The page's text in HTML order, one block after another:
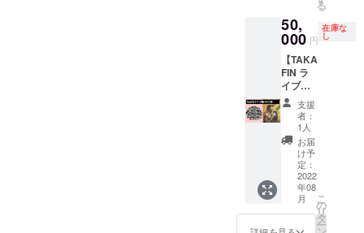
ござい
ます。
お届け
は8月中
旬以降
となり
ます。
※衣装に
サイ
しくは
色紙に
サイン
かをお
選びく
ださ
い。 ※
お届け
予定 :
2022年
8月 品
シャツ
制作曲
や内容
ては
メール
にて要
相談。
※内容や
使用曲
によっ
ては製
作でき
ない場
合がご
ざいま
す。 ※
欄にご
記入く
い。ま
た、
KYARA
と同行
スタッ
フの合
計2名分
の大阪
からの
往復交
通費、
宿泊が
必要な
ン」の
ステー
ジで着
用した
赤い鬼
のデザ
インが
印象的
なシャ
ツ(パン
ツは含
まれま
せん)を
限定1名
の方に
リター
る
50,
000 円
在庫な
し
【TAKA
FIN ラ
イブ衣
装 (サイ
ン付
き)】
50,000
TAKAFI
Nの
2017年
SOUTH
YAAD
支援
者：
1人
お届
け予
定：
2022
年08
月
こ
の
リ
タ
ー